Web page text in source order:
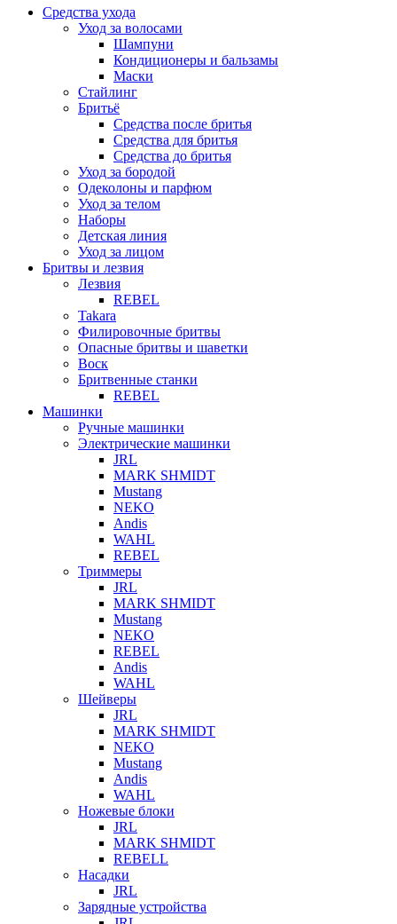
Средства ухода
Уход за волосами
Шампуни
Кондиционеры и бальзамы
Маски
Стайлинг
Бритьё
Средства после бритья
Средства для бритья
Средства до бритья
Уход за бородой
Одеколоны и парфюм
Уход за телом
Наборы
Детская линия
Уход за лицом
Бритвы и лезвия
Лезвия
REBEL
Takara
Филировочные бритвы
Опасные бритвы и шаветки
Воск
Бритвенные станки
REBEL
Машинки
Ручные машинки
Электрические машинки
JRL
MARK SHMIDT
Mustang
NEKO
Andis
WAHL
REBEL
Триммеры
JRL
MARK SHMIDT
Mustang
NEKO
REBEL
Andis
WAHL
Шейверы
JRL
MARK SHMIDT
NEKO
Mustang
Andis
WAHL
Ножевые блоки
JRL
MARK SHMIDT
REBELL
Насадки
JRL
Зарядные устройства